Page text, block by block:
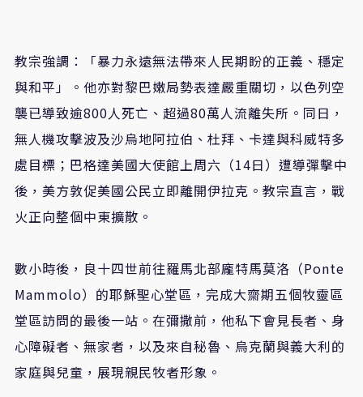
教宗強調：「暴力永遠無法帶來人民期盼的正義、穩定
與和平」。他亦對黎巴嫩局勢表達嚴重關切，以色列空
襲已導致逾800人死亡、超過80萬人流離失所。同日，
無人機攻擊波及沙烏地阿拉伯、杜拜、卡達與科威特多
處目標；巴格達美國大使館上周六（14日）遭導彈擊中
後，美方敦促美國公民立即離開伊拉克。教宗直言，戰
火正向整個中東擴散。
數小時後，良十四世前往羅馬北部龐特馬莫洛（Ponte
Mammolo）的耶穌聖心堂區，完成大齋期五個牧靈區
堂區訪問的最後一站。在彌撒前，他私下會見長者、身
心障礙者、無家者，以及來自秘魯、烏克蘭與義大利的
家庭與兒童，展現親民牧者形象。